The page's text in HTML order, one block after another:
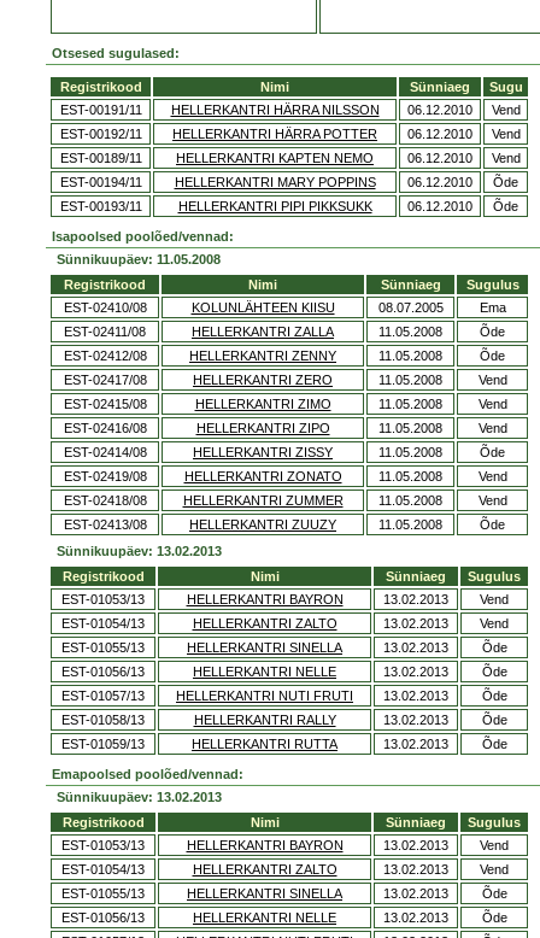
Otsesed sugulased:
Registrikood Nimi Sünniaeg
Sugu
EST-00191/11
HELLERKANTRI HÄRRA NILSSON 06.12.2010
Vend
EST-00192/11
HELLERKANTRI HÄRRA POTTER 06.12.2010
Vend
EST-00189/11
HELLERKANTRI KAPTEN NEMO 06.12.2010
Vend
EST-00194/11
HELLERKANTRI MARY POPPINS 06.12.2010
Õde
EST-00193/11
HELLERKANTRI PIPI PIKKSUKK 06.12.2010 Õde
Isapoolsed poolõed/vennad:
Sünnikuupäev: 11.05.2008
Registrikood
Nimi Sünniaeg
Sugulus
EST-02410/08
KOLUNLÄHTEEN KIISU 08.07.2005
Ema
EST-02411/08
HELLERKANTRI ZALLA 11.05.2008
Õde
EST-02412/08
HELLERKANTRI ZENNY 11.05.2008
Õde
EST-02417/08
HELLERKANTRI ZERO 11.05.2008
Vend
EST-02415/08
HELLERKANTRI ZIMO 11.05.2008
Vend
EST-02416/08
HELLERKANTRI ZIPO 11.05.2008
Vend
EST-02414/08
HELLERKANTRI ZISSY 11.05.2008
Õde
EST-02419/08
HELLERKANTRI ZONATO 11.05.2008
Vend
EST-02418/08
HELLERKANTRI ZUMMER 11.05.2008
Vend
EST-02413/08
HELLERKANTRI ZUUZY 11.05.2008
Õde
Sünnikuupäev: 13.02.2013
Registrikood
Nimi Sünniaeg
Sugulus
EST-01053/13
HELLERKANTRI BAYRON 13.02.2013
Vend
EST-01054/13
HELLERKANTRI ZALTO 13.02.2013
Vend
EST-01055/13
HELLERKANTRI SINELLA 13.02.2013
Õde
EST-01056/13
HELLERKANTRI NELLE 13.02.2013
Õde
EST-01057/13
HELLERKANTRI NUTI FRUTI 13.02.2013
Õde
EST-01058/13
HELLERKANTRI RALLY 13.02.2013
Õde
EST-01059/13
HELLERKANTRI RUTTA 13.02.2013 Õde
Emapoolsed poolõed/vennad:
Sünnikuupäev: 13.02.2013
Registrikood
Nimi Sünniaeg
Sugulus
EST-01053/13
HELLERKANTRI BAYRON 13.02.2013
Vend
EST-01054/13
HELLERKANTRI ZALTO 13.02.2013
Vend
EST-01055/13
HELLERKANTRI SINELLA 13.02.2013
Õde
EST-01056/13
HELLERKANTRI NELLE 13.02.2013
Õde